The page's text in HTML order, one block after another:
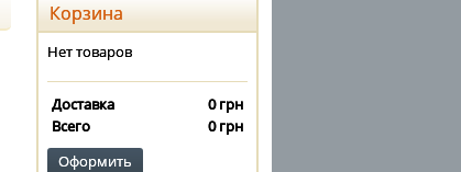
Корзина
Нет товаров
0 грн
Доставка
0 грн
Всего
Оформить